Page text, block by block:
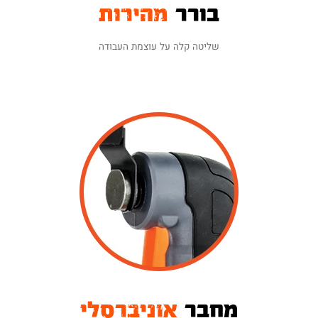
בורר מהירות
שליטה קלה על עוצמת העבודה
מחבר אוניברסלי